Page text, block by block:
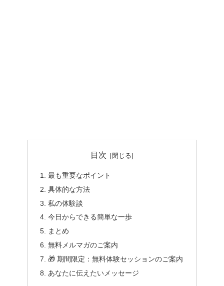
目次
最も重要なポイント
具体的な方法
私の体験談
今日からできる簡単な一歩
まとめ
無料メルマガのご案内
🎁 期間限定：無料体験セッションのご案内
あなたに伝えたいメッセージ